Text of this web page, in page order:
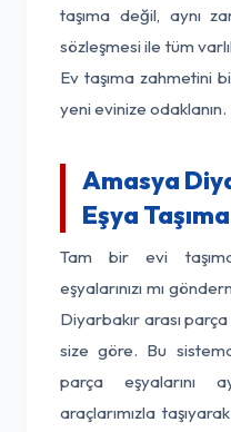
taşıma değil, aynı
sözleşmesi ile tüm
Ev taşıma zahmetini
yeni evinize odaklanın.
Amasya
Eşya
Tam bir evi
eşyalarınızı mı
Diyarbakır arası
size göre. Bu
parça eşyalarını
araçlarımızla